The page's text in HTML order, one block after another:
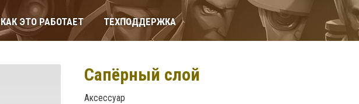
КАК ЭТО РАБОТАЕТ ТЕХПОДДЕРЖКА
Сапёрный слой
Аксессуар